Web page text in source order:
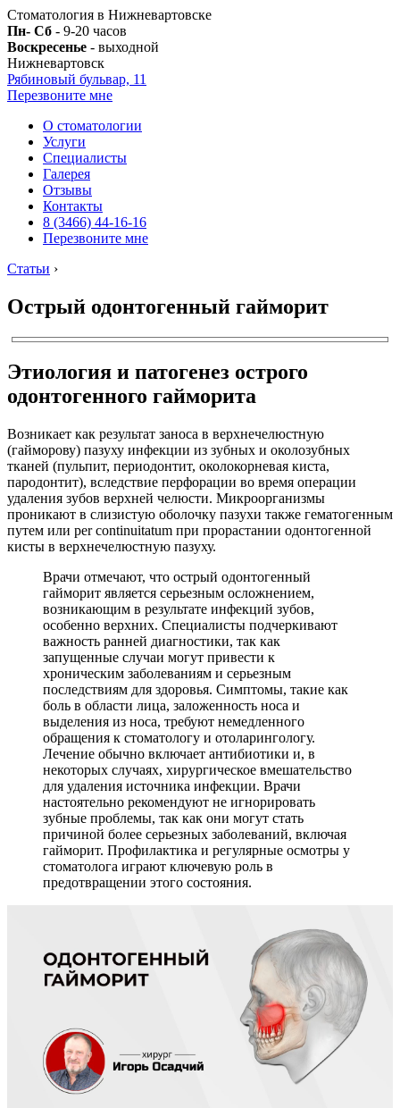
Стоматология в Нижневартовске
Пн- Сб - 9-20 часов
Воскресенье - выходной
Нижневартовск
Рябиновый бульвар, 11
Перезвоните мне
О стоматологии
Услуги
Специалисты
Галерея
Отзывы
Контакты
8 (3466) 44-16-16
Перезвоните мне
Статьи ›
Острый одонтогенный гайморит
Этиология и патогенез острого
одонтогенного гайморита
Возникает как результат заноса в верхнечелюстную
(гайморову) пазуху инфекции из зубных и околозубных
тканей (пульпит, периодонтит, околокорневая киста,
пародонтит), вследствие перфорации во время операции
удаления зубов верхней челюсти. Микроорганизмы
проникают в слизистую оболочку пазухи также гематогенным
путем или per continuitatum при прорастании одонтогенной
кисты в верхнечелюстную пазуху.
Врачи отмечают, что острый одонтогенный
гайморит является серьезным осложнением,
возникающим в результате инфекций зубов,
особенно верхних. Специалисты подчеркивают
важность ранней диагностики, так как
запущенные случаи могут привести к
хроническим заболеваниям и серьезным
последствиям для здоровья. Симптомы, такие как
боль в области лица, заложенность носа и
выделения из носа, требуют немедленного
обращения к стоматологу и отоларингологу.
Лечение обычно включает антибиотики и, в
некоторых случаях, хирургическое вмешательство
для удаления источника инфекции. Врачи
настоятельно рекомендуют не игнорировать
зубные проблемы, так как они могут стать
причиной более серьезных заболеваний, включая
гайморит. Профилактика и регулярные осмотры у
стоматолога играют ключевую роль в
предотвращении этого состояния.